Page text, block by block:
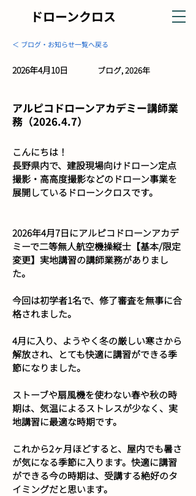
ドローンクロス
＜ ブログ・お知らせ一覧へ戻る
2026年4月10日 ブログ, 2026年
アルピコドローンアカデミー講師業
務（2026.4.7）
こんにちは！
長野県内で、建設現場向けドローン定点
撮影・高高度撮影などのドローン事業を
展開しているドローンクロスです。
2026年4月7日にアルピコドローンアカデ
ミーで二等無人航空機操縦士【基本/限定
変更】実地講習の講師業務がありまし
た。
今回は初学者1名で、修了審査を無事に合
格されました。
4月に入り、ようやく冬の厳しい寒さから
解放され、とても快適に講習ができる季
節になりました。
ストーブや扇風機を使わない春や秋の時
期は、気温によるストレスが少なく、実
地講習に最適な時期です。
これから2ヶ月ほどすると、屋内でも暑さ
が気になる季節に入ります。快適に講習
ができる今の時期は、受講する絶好のタ
イミングだと思います。